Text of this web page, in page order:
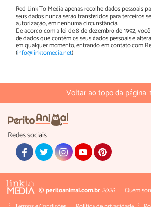
Red Link To Media apenas recolhe dados pessoais
seus dados nunca serão transferidos para terceiros
autorização, em nenhuma circunstância.
De acordo com a lei de 8 de dezembro de 1992,
de dados que contém os seus dados pessoais e
em qualquer momento, entrando em contato com
(info@linktomedia.net)
Voltar ao topo da página ↑
Redes sociais
© peritoanimal.com.br2026 Quem